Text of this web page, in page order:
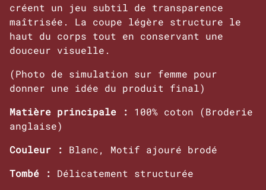
créent un jeu subtil de transparence
maîtrisée. La coupe légère structure le
haut du corps tout en conservant une
douceur visuelle.
(Photo de simulation sur femme pour
donner une idée du produit final)
Matière principale : 100% coton (Broderie
anglaise)
Couleur : Blanc, Motif ajouré brodé
Tombé : Délicatement structurée